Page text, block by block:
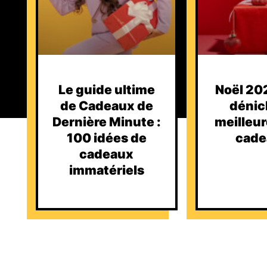
Le guide ultime
de Cadeaux de
Dernière Minute :
100 idées de
cadeaux
immatériels
Noël